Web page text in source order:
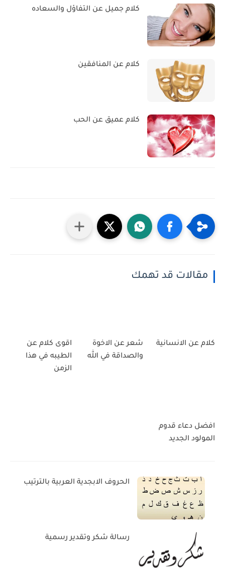
كلام جميل عن التفاؤل والسعاده
كلام عن المنافقين
كلام عميق عن الحب
مقالات قد تهمك
كلام عن الانسانية
شعر عن الاخوة
والصداقة في الله
اقوى كلام عن
الطيبه في هذا
الزمن
افضل دعاء قدوم
المولود الجديد
الحروف الابجدية العربية بالترتيب
رسالة شكر وتقدير رسمية